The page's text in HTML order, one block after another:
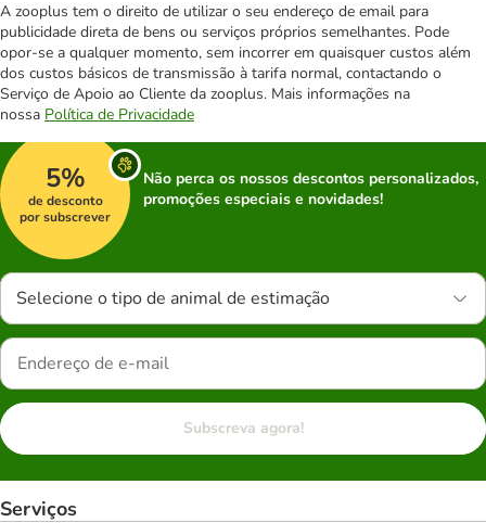
A zooplus tem o direito de utilizar o seu endereço de email para
publicidade direta de bens ou serviços próprios semelhantes. Pode
opor-se a qualquer momento, sem incorrer em quaisquer custos além
dos custos básicos de transmissão à tarifa normal, contactando o
Serviço de Apoio ao Cliente da zooplus. Mais informações na
nossa Política de Privacidade
5%
de desconto
por subscrever
Não perca os nossos descontos personalizados,
promoções especiais e novidades!
Selecione o tipo de animal de estimação
Subscreva agora!
Serviços